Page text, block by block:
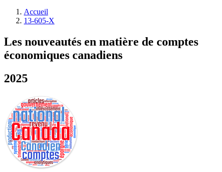
Accueil
13-605-X
Les nouveautés en matière de comptes
économiques canadiens
2025